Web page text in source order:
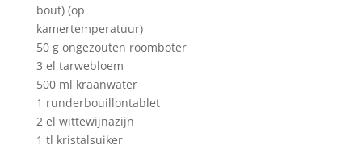
bout) (op
kamertemperatuur)
50 g ongezouten roomboter
3 el tarwebloem
500 ml kraanwater
1 runderbouillontablet
2 el wittewijnazijn
1 tl kristalsuiker